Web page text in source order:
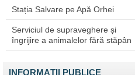
Stația Salvare pe Apă Orhei
Serviciul de supraveghere și
îngrijire a animalelor fără stăpân
INFORMAȚII PUBLICE